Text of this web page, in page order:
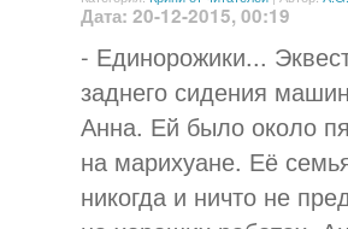
Дата: 20-12-2015, 00:19
- Единорожики...
заднего сидения
Анна. Ей было около
на марихуане. Её
никогда и ничто не